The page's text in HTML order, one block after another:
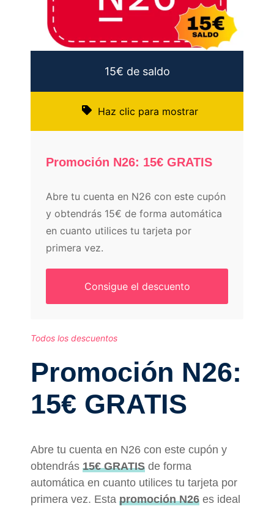
15€ de saldo
Haz clic para mostrar
Promoción N26: 15€ GRATIS
Abre tu cuenta en N26 con este cupón
y obtendrás 15€ de forma automática
en cuanto utilices tu tarjeta por
primera vez.
Consigue el descuento
Todos los descuentos
Promoción N26:
15€ GRATIS
Abre tu cuenta en N26 con este cupón y
obtendrás 15€ GRATIS de forma
automática en cuanto utilices tu tarjeta por
primera vez. Esta promoción N26 es ideal